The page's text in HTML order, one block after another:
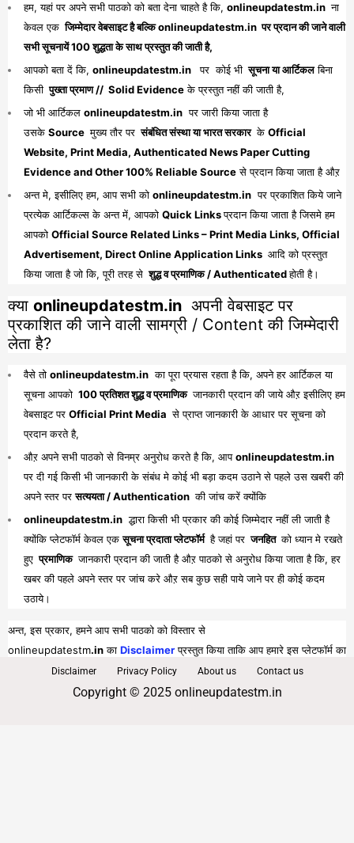
हम, यहां पर अपने सभी पाठको को बता देना चाहते है कि, onlineupdatestm.in ना
केवल एक जिम्मेदार वेबसाइट है बल्कि onlineupdatestm.in पर प्रदान की जाने वाली
सभी सूचनायें 100 शुद्धता के साथ प्रस्तुत की जाती है,
आपको बता दें कि, onlineupdatestm.in पर कोई भी सूचना या आर्टिकलबिना
किसी पुख्ता प्रमाण // Solid Evidenceके प्रस्तुत नहीं की जाती है,
जो भी आर्टिकल onlineupdatestm.in पर जारी किया जाता है
उसके Source मुख्य तौर पर संबंधित संस्था या भारत सरकार के Official
Website, Print Media, Authenticated News Paper Cutting
Evidence and Other 100% Reliable Sourceसे प्रदान किया जाता है औऱ
अन्त मे, इसीलिए हम, आप सभी को onlineupdatestm.in पर प्रकाशित किये जाने
प्रत्येक आर्टिकल्स के अन्त में, आपको Quick Linksप्रदान किया जाता है जिसमे हम
आपको Official Source Related Links – Print Media Links, Official
Advertisement, Direct Online Application Links आदि को प्रस्तुत
किया जाता है जो कि, पूरी तरह से शुद्ध व प्रमाणिक / Authenticatedहोती है।
क्या onlineupdatestm.in अपनी वेबसाइट पर
प्रकाशित की जाने वाली सामग्री / Content की जिम्मेदारी
लेता है?
वैसे तो onlineupdatestm.in का पूरा प्रयास रहता है कि, अपने हर आर्टिकल या
सूचना आपको 100 प्रतिशत शुद्ध व प्रमाणिक जानकारी प्रदान की जाये औऱ इसीलिए हम
वेबसाइट पर Official Print Media से प्राप्त जानकारी के आधार पर सूचना को
प्रदान करते है,
औऱ अपने सभी पाठको से विनम्र अनुरोध करते है कि, आपonlineupdatestm.in
पर दी गई किसी भी जानकारी के संबंध मे कोई भी बड़ा कदम उठाने से पहले उस खबरी की
अपने स्तर परसत्ययता / Authentication की जांच करें क्योंकि
onlineupdatestm.in द्धारा किसी भी प्रकार की कोई जिम्मेदार नहीं ली जाती है
क्योंकि प्लेटफॉर्म केवल एकसूचना प्रदाता प्लेटफॉर्म है जहां पर जनहित को ध्यान मे रखते
हुए प्रमाणिक जानकारी प्रदान की जाती है औऱ पाठको से अनुरोध किया जाता है कि, हर
खबर की पहले अपने स्तर पर जांच करे औऱ सब कुछ सही पाये जाने पर ही कोई कदम
उठाये।
अन्त, इस प्रकार, हमने आप सभी पाठको को विस्तार से
onlineupdatestm.inका Disclaimerप्रस्तुत किया ताकि आप हमारे इस प्लेटफॉर्म का
पूरा व भरपूर लाभ प्राप्त कर सकें।
Disclaimer Privacy Policy About us Contact us
Copyright © 2025 onlineupdatestm.in